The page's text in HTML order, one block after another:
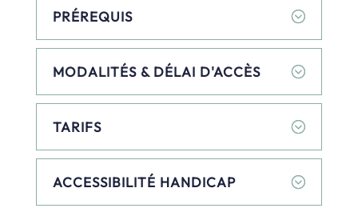
PRÉREQUIS
MODALITÉS & DÉLAI D'ACCÈS
TARIFS
ACCESSIBILITÉ HANDICAP